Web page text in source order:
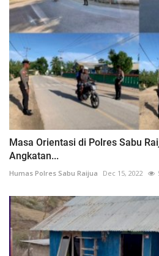
Masa Orientasi di Polres Sabu
Angkatan...
Humas Polres Sabu Raijua Dec 15, 2022